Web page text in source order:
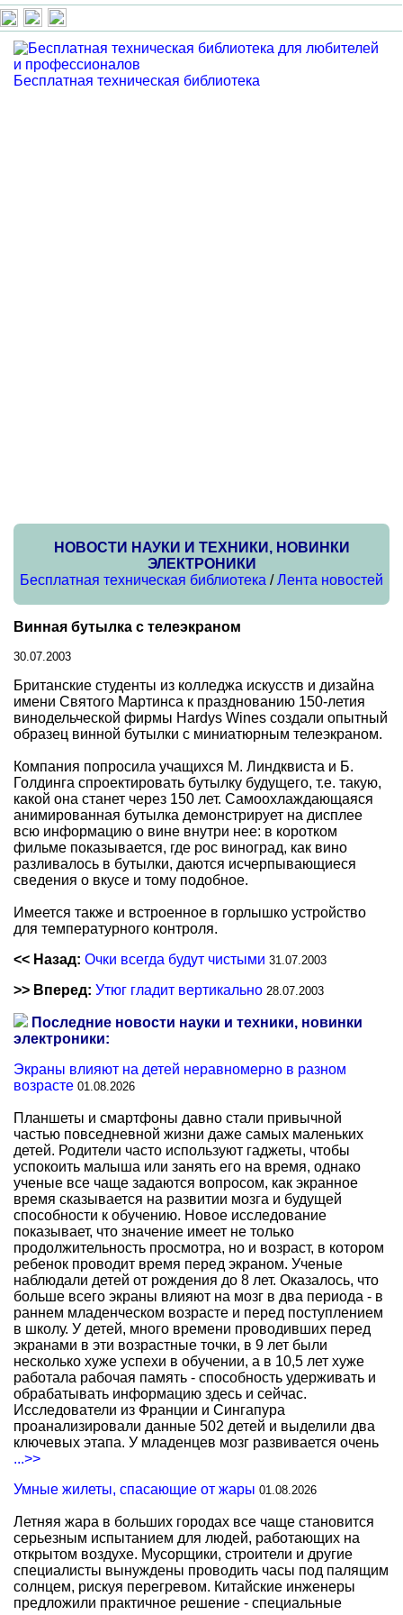
Бесплатная техническая библиотека
НОВОСТИ НАУКИ И ТЕХНИКИ, НОВИНКИ
ЭЛЕКТРОНИКИ
Бесплатная техническая библиотека /Лента новостей
Винная бутылка с телеэкраном
30.07.2003
Британские студенты из колледжа искусств и дизайна
имени Святого Мартинса к празднованию 150-летия
винодельческой фирмы Hardys Wines создали опытный
образец винной бутылки с миниатюрным телеэкраном.
Компания попросила учащихся М. Линдквиста и Б.
Голдинга спроектировать бутылку будущего, т.е. такую,
какой она станет через 150 лет. Самоохлаждающаяся
анимированная бутылка демонстрирует на дисплее
всю информацию о вине внутри нее: в коротком
фильме показывается, где рос виноград, как вино
разливалось в бутылки, даются исчерпывающиеся
сведения о вкусе и тому подобное.
Имеется также и встроенное в горлышко устройство
для температурного контроля.
<< Назад: Очки всегда будут чистыми 31.07.2003
>> Вперед: Утюг гладит вертикально 28.07.2003
Последние новости науки и техники, новинки
электроники:
Экраны влияют на детей неравномерно в разном
возрасте 01.08.2026
Планшеты и смартфоны давно стали привычной
частью повседневной жизни даже самых маленьких
детей. Родители часто используют гаджеты, чтобы
успокоить малыша или занять его на время, однако
ученые все чаще задаются вопросом, как экранное
время сказывается на развитии мозга и будущей
способности к обучению. Новое исследование
показывает, что значение имеет не только
продолжительность просмотра, но и возраст, в котором
ребенок проводит время перед экраном. Ученые
наблюдали детей от рождения до 8 лет. Оказалось, что
больше всего экраны влияют на мозг в два периода - в
раннем младенческом возрасте и перед поступлением
в школу. У детей, много времени проводивших перед
экранами в эти возрастные точки, в 9 лет были
несколько хуже успехи в обучении, а в 10,5 лет хуже
работала рабочая память - способность удерживать и
обрабатывать информацию здесь и сейчас.
Исследователи из Франции и Сингапура
проанализировали данные 502 детей и выделили два
ключевых этапа. У младенцев мозг развивается очень
...>>
Умные жилеты, спасающие от жары 01.08.2026
Летняя жара в больших городах все чаще становится
серьезным испытанием для людей, работающих на
открытом воздухе. Мусорщики, строители и другие
специалисты вынуждены проводить часы под палящим
солнцем, рискуя перегревом. Китайские инженеры
предложили практичное решение - специальные